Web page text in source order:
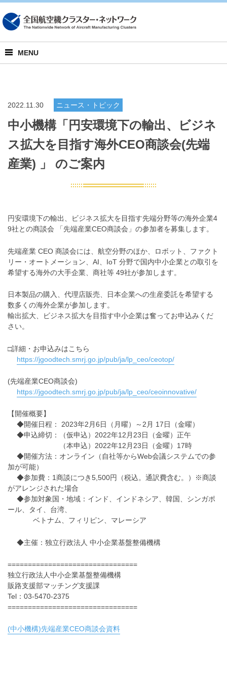
MENU
2022.11.30 ニュース・トピック
中小機構「円安環境下の輸出、ビジネ
ス拡大を目指す海外CEO商談会(先端
産業) 」 のご案内
円安環境下の輸出、ビジネス拡大を目指す先端分野等の海外企業4
9社との商談会 「先端産業CEO商談会」の参加者を募集します。
先端産業 CEO 商談会には、航空分野のほか、ロボット、ファクト
リー・オートメーション、AI、IoT 分野で国内中小企業との取引を
希望する海外の大手企業、商社等 49社が参加します。
日本製品の購入、代理店販売、日本企業への生産委託を希望する
数多くの海外企業が参加します。
輸出拡大、ビジネス拡大を目指す中小企業は奮ってお申込みくだ
さい。
□詳細・お申込みはこちら
https://jgoodtech.smrj.go.jp/pub/ja/lp_ceo/ceotop/
(先端産業CEO商談会)
https://jgoodtech.smrj.go.jp/pub/ja/lp_ceo/ceoinnovative/
【開催概要】
◆開催日程： 2023年2月6日（月曜）～2月 17日（金曜）
◆申込締切：（仮申込）2022年12月23日（金曜）正午
（本申込）2022年12月23日（金曜）17時
◆開催方法：オンライン（自社等からWeb会議システムでの参
加が可能）
◆参加費：1商談につき5,500円（税込。通訳費含む。）※商談
がアレンジされた場合
◆参加対象国・地域：インド、インドネシア、韓国、シンガポ
ール、タイ、台湾、
ベトナム、フィリピン、マレーシア
◆主催：独立行政法人 中小企業基盤整備機構
================================
独立行政法人中小企業基盤整備機構
販路支援部マッチング支援課
Tel：03-5470-2375
================================
(中小機構)先端産業CEO商談会資料